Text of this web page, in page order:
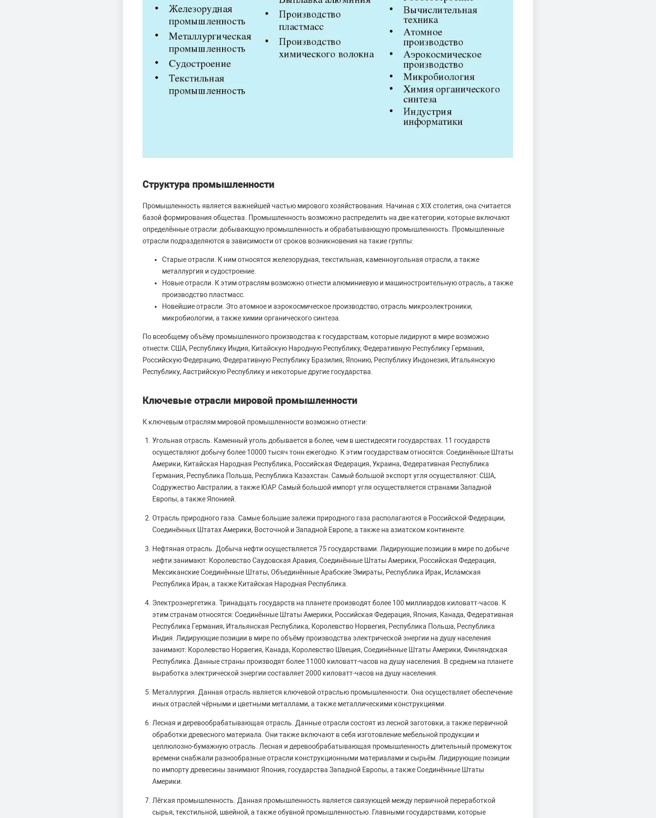
Структура промышленности
Промышленность является важнейшей частью мирового хозяйствования. Начиная с XIX столетия, она считается
базой формирования общества. Промышленность возможно распределить на две категории, которые включают
определённые отрасли: добывающую промышленность и обрабатывающую промышленность. Промышленные
отрасли подразделяются в зависимости от сроков возникновения на такие группы:
Старые отрасли. К ним относятся железорудная, текстильная, каменноугольная отрасли, а также
металлургия и судостроение.
Новые отрасли. К этим отраслям возможно отнести алюминиевую и машиностроительную отрасль, а также
производство пластмасс.
Новейшие отрасли. Это атомное и аэрокосмическое производство, отрасль микроэлектроники,
микробиологии, а также химии органического синтеза.
По всеобщему объёму промышленного производства к государствам, которые лидируют в мире возможно
отнести: США, Республику Индия, Китайскую Народную Республику, Федеративную Республику Германия,
Российскую Федерацию, Федеративную Республику Бразилия, Японию, Республику Индонезия, Итальянскую
Республику, Австрийскую Республику и некоторые другие государства.
Ключевые отрасли мировой промышленности
К ключевым отраслям мировой промышленности возможно отнести:
Угольная отрасль. Каменный уголь добывается в более, чем в шестидесяти государствах. 11 государств
осуществляют добычу более 10000 тысяч тонн ежегодно. К этим государствам относятся: Соединённые Штаты
Америки, Китайская Народная Республика, Российская Федерация, Украина, Федеративная Республика
Германия, Республика Польша, Республика Казахстан. Самый большой экспорт угля осуществляют: США,
Содружество Австралии, а также ЮАР. Самый большой импорт угля осуществляется странами Западной
Европы, а также Японией.
Отрасль природного газа. Самые большие залежи природного газа располагаются в Российской Федерации,
Соединённых Штатах Америки, Восточной и Западной Европе, а также на азиатском континенте.
Нефтяная отрасль. Добыча нефти осуществляется 75 государствами. Лидирующие позиции в мире по добыче
нефти занимают: Королевство Саудовская Аравия, Соединённые Штаты Америки, Российская Федерация,
Мексиканские Соединённые Штаты, Объединённые Арабские Эмираты, Республика Ирак, Исламская
Республика Иран, а также Китайская Народная Республика.
Электроэнергетика. Тринадцать государств на планете производят более 100 миллиардов киловатт-часов. К
этим странам относятся: Соединённые Штаты Америки, Российская Федерация, Япония, Канада, Федеративная
Республика Германия, Итальянская Республика, Королевство Норвегия, Республика Польша, Республика
Индия. Лидирующие позиции в мире по объёму производства электрической энергии на душу населения
занимают: Королевство Норвегия, Канада, Королевство Швеция, Соединённые Штаты Америки, Финляндская
Республика. Данные страны производят более 11000 киловатт-часов на душу населения. В среднем на планете
выработка электрической энергии составляет 2000 киловатт-часов на душу населения.
Металлургия. Данная отрасль является ключевой отраслью промышленности. Она осуществляет обеспечение
иных отраслей чёрными и цветными металлами, а также металлическими конструкциями.
Лесная и деревообрабатывающая отрасль. Данные отрасли состоят из лесной заготовки, а также первичной
обработки древесного материала. Они также включают в себя изготовление мебельной продукции и
целлюлозно-бумажную отрасль. Лесная и деревообрабатывающая промышленность длительный промежуток
времени снабжали разнообразные отрасли конструкционными материалами и сырьём. Лидирующие позиции
по импорту древесины занимают Япония, государства Западной Европы, а также Соединённые Штаты
Америки.
Лёгкая промышленность. Данная промышленность является связующей между первичной переработкой
сырья, текстильной, швейной, а также обувной промышленностью. Главными государствами, которые